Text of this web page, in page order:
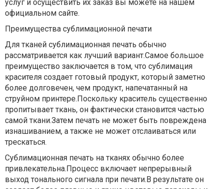
услуг и осуществить их заказ вы можете на нашем
официальном сайте.
Преимущества сублимационной печати
Для тканей сублимационная печать обычно
рассматривается как лучший вариант.Самое большое
преимущество заключается в том, что сублимация
красителя создает готовый продукт, который заметно
более долговечен, чем продукт, напечатанный на
струйном принтере.Поскольку краситель существенно
пропитывает ткань, он фактически становится частью
самой ткани.Затем печать не может быть повреждена
изнашиванием, а также не может отслаиваться или
трескаться.
Сублимационная печать на тканях обычно более
привлекательна.Процесс включает непрерывный
выход тонального сигнала при печати.В результате он